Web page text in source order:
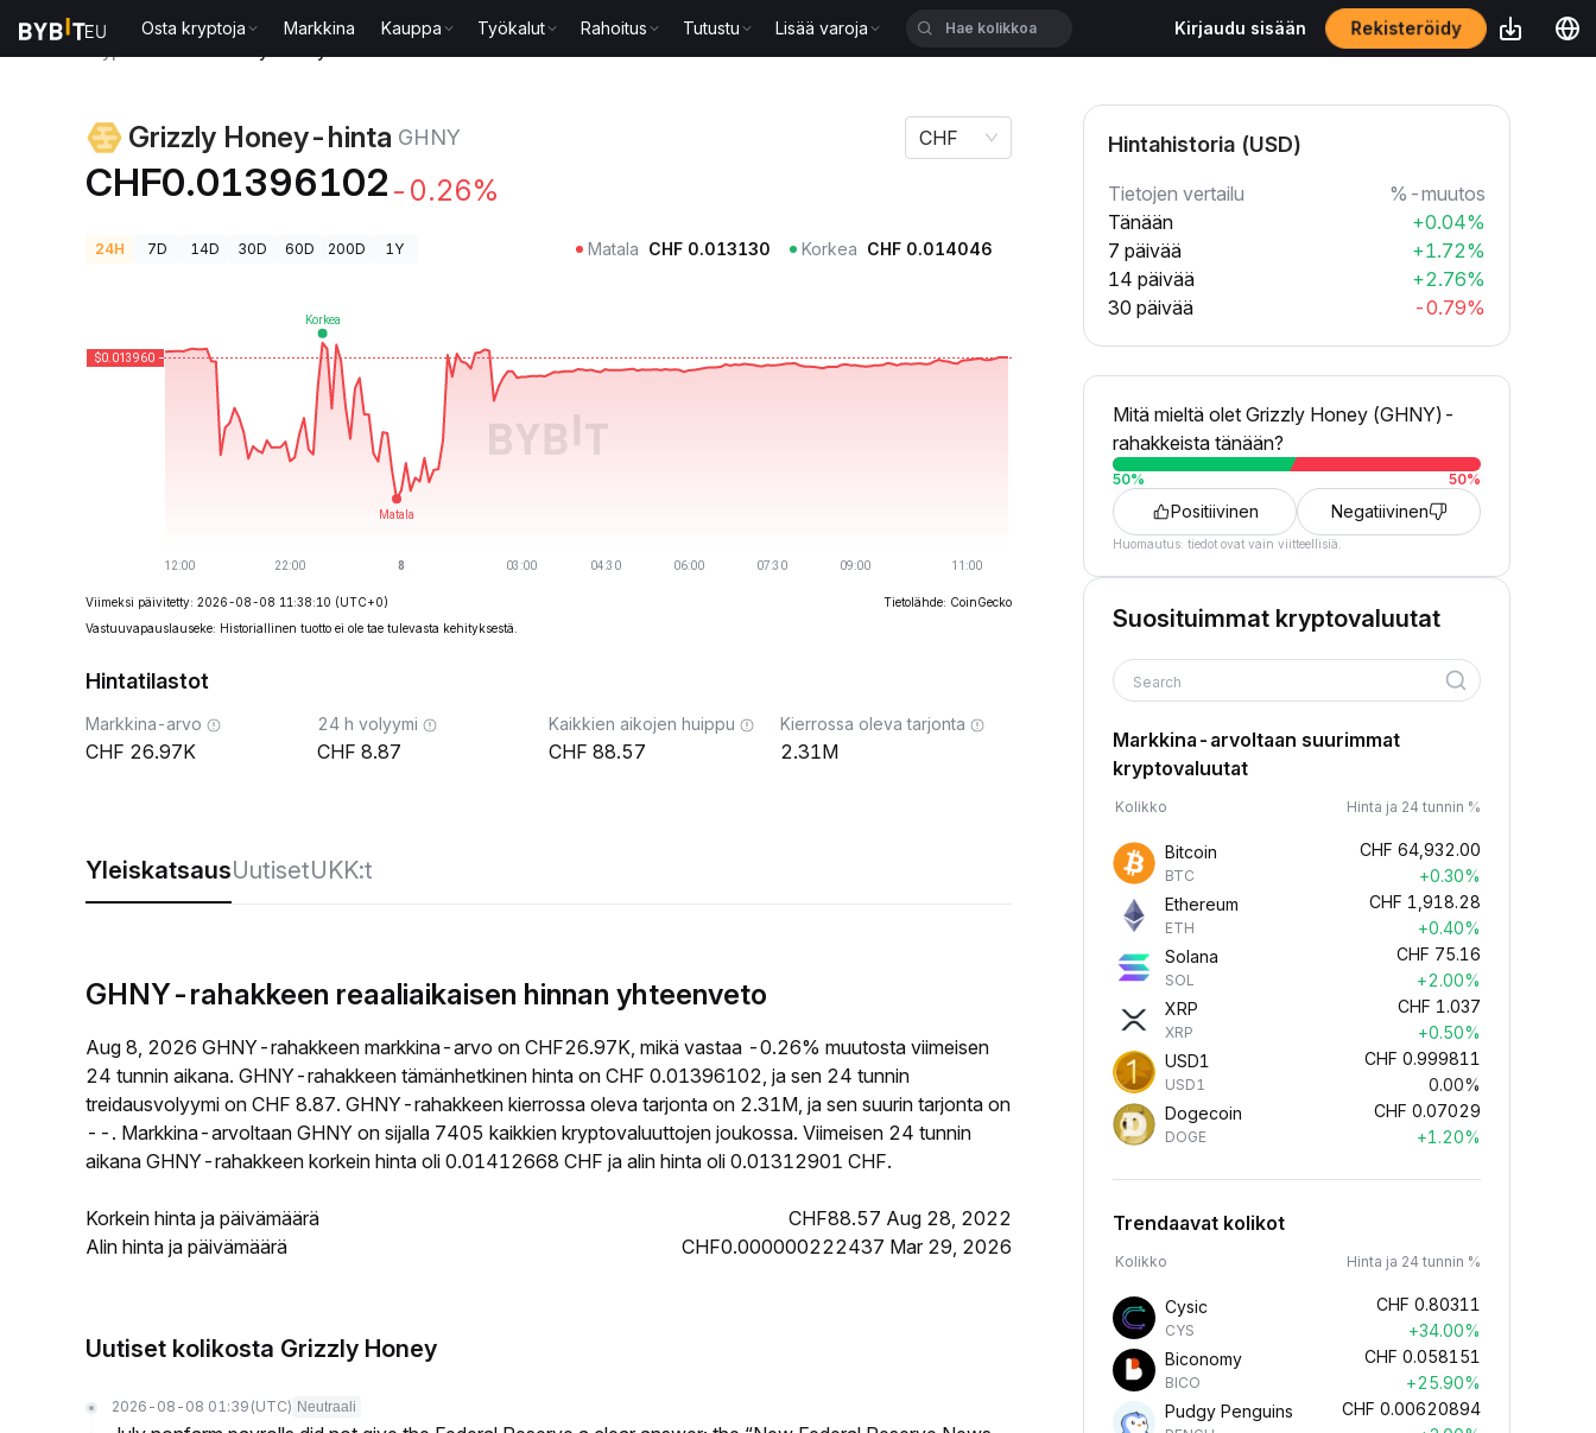
Osta kryptoja Markkina Kauppa Työkalut Rahoitus Tutustu Lisää varoja Kirjaudu sisään Rekisteröidy
Grizzly Honey-hinta GHNY
CHF0.01396102 -0.26%
CHF
24H 7D 14D 30D 60D 200D 1Y Matala CHF 0.013130 Korkea CHF 0.014046
Viimeksi päivitetty: 2026-08-08 11:38:10 (UTC+0)
Tietolähde: CoinGecko
Vastuuvapauslauseke: Historiallinen tuotto ei ole tae tulevasta kehityksestä.
Hintatilastot
Markkina-arvo
26.97K
24 h volyymi
8.87
Kaikkien aikojen huippu
88.57
Kierrossa oleva tarjonta
2.31M
YleiskatsausUutisetUKK:t
GHNY-rahakkeen reaaliaikaisen hinnan yhteenveto
Aug 8, 2026 GHNY-rahakkeen markkina-arvo on CHF26.97K, mikä vastaa -0.26% muutosta viimeisen
24 tunnin aikana. GHNY-rahakkeen tämänhetkinen hinta on CHF 0.01396102, ja sen 24 tunnin
treidausvolyymi on CHF 8.87. GHNY-rahakkeen kierrossa oleva tarjonta on 2.31M, ja sen suurin tarjonta on
--. Markkina-arvoltaan GHNY on sijalla 7405 kaikkien kryptovaluuttojen joukossa. Viimeisen 24 tunnin
aikana GHNY-rahakkeen korkein hinta oli 0.01412668 CHF ja alin hinta oli 0.01312901 CHF.
Korkein hinta ja päivämäärä
CHF88.57 Aug 28, 2022
Alin hinta ja päivämäärä
CHF0.000000222437 Mar 29, 2026
Uutiset kolikosta Grizzly Honey
2026-08-08 01:39 (UTC) Neutraali
Hintahistoria (USD)
Tietojen vertailu
%-muutos
Tänään
+0.04%
7 päivää
+1.72%
14 päivää
+2.76%
30 päivää
-0.79%
Mitä mieltä olet Grizzly Honey (GHNY)-
rahakkeista tänään?
50% 50%
Positiivinen Negatiivinen
Huomautus: tiedot ovat vain viitteellisiä.
Suosituimmat kryptovaluutat
Search
Markkina-arvoltaan suurimmat
kryptovaluutat
Kolikko Hinta ja 24 tunnin %
Bitcoin
BTC
CHF 64,932.00
+0.30%
Ethereum
ETH
CHF 1,918.28
+0.40%
Solana
SOL
CHF 75.16
+2.00%
XRP
XRP
CHF 1.037
+0.50%
USD1
USD1
CHF 0.999811
0.00%
Dogecoin
DOGE
CHF 0.07029
+1.20%
Trendaavat kolikot
Kolikko Hinta ja 24 tunnin %
Cysic
CYS
CHF 0.80311
+34.00%
Biconomy
BICO
CHF 0.058151
+25.90%
Pudgy Penguins
CHF 0.00620894